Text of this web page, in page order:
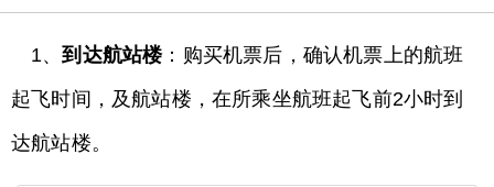
1、到达航站楼：购买机票后，确认机票上的航班
起飞时间，及航站楼，在所乘坐航班起飞前2小时到
达航站楼。